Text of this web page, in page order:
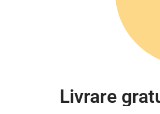
Livrare